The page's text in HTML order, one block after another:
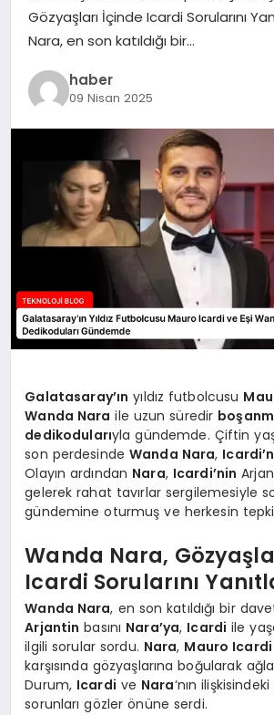
Gözyaşları İçinde Icardi Sorularını
Nara, en son katıldığı bir…
haber
09 Nisan 2025
Galatasaray’ın yıldız futbolcusu
Wanda Nara ile uzun süredir
dedikodularıyla gündemde. Çiftin
son perdesinde Wanda Nara,
Olayın ardından Nara, Icardi’nin
gelerek rahat tavırlar sergilemesiyle
gündemine oturmuş ve herkesin
Wanda Nara,
Icardi Sorularını
Wanda Nara, en son katıldığı bir
Arjantin basını Nara’ya, Icardi ile
ilgili sorular sordu. Nara, Mauro Icardi
karşısında gözyaşlarına boğularak
Durum, Icardi ve Nara‘nın
sorunları gözler önüne serdi.